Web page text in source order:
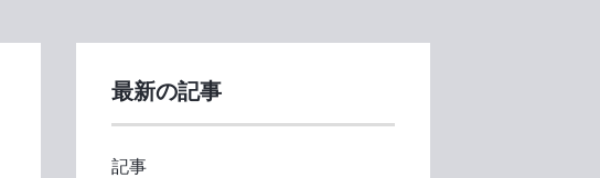
最新の記事
記事